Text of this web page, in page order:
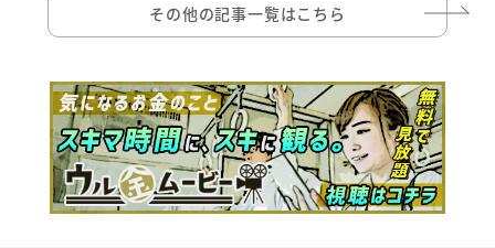
その他の記事一覧はこちら